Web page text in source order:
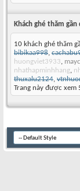
Khách ghé thăm gần
10 khách ghé thăm
bibikaa998,
huongviet3933,
nhathapminhhang,
thuxalu2124,
Trang này được xem